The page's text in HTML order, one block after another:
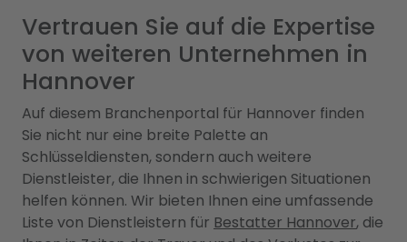
Vertrauen Sie auf die Expertise
von weiteren Unternehmen in
Hannover
Auf diesem Branchenportal für Hannover finden
Sie nicht nur eine breite Palette an
Schlüsseldiensten, sondern auch weitere
Dienstleister, die Ihnen in schwierigen Situationen
helfen können. Wir bieten Ihnen eine umfassende
Liste von Dienstleistern für Bestatter Hannover, die